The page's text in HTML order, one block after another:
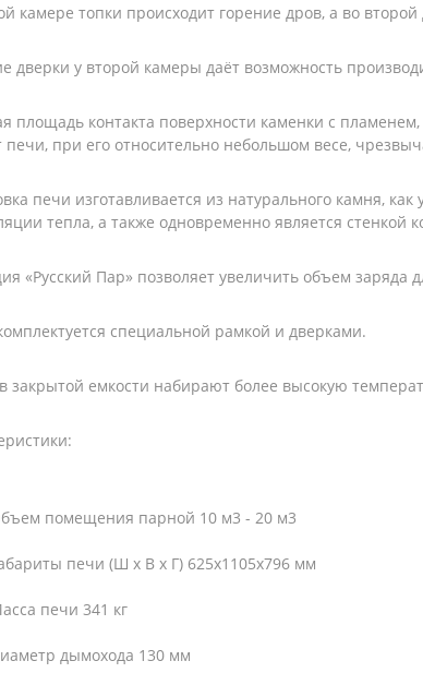
камере топки происходит горение дров, а во
дверки у второй камеры даёт возможность
площадь контакта поверхности каменки с
печи, при его относительно небольшом весе,
печи изготавливается из натурального камня,
тепла, а также одновременно является
«Русский Пар» позволяет увеличить объем заряда
специальной рамкой и дверками.
закрытой емкости набирают более высокую
помещения парной 10 м3 - 20 м3
печи (Ш x В x Г) 625х1105х796 мм
печи 341 кг
дымохода 130 мм